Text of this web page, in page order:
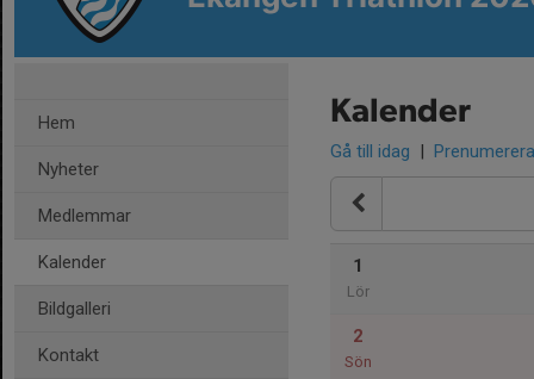
Hem
Nyheter
Medlemmar
Kalender
Bildgalleri
Kontakt
Kalender
Gå till idag | Prenumerera
1
Lör
2
Sön